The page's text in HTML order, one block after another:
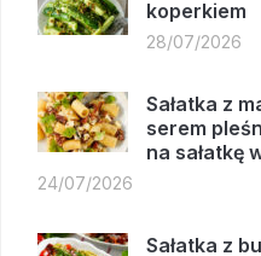
koperkiem
28/07/2026
Sałatka z
serem
na sałatkę
24/07/2026
Sałatka z